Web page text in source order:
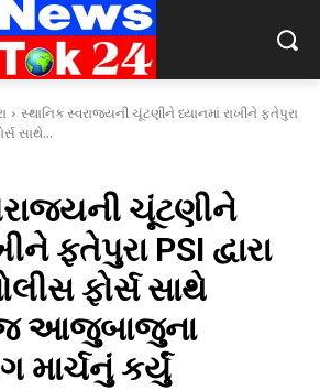
સ્થાનિક સ્વરાજ્યની ચૂંટણીને ધ્યાનમાં રાખીને ફતેપુરા
સાથે...
ચૂંટણીને
ફતેપુરા PSI દ્વારા
ફોર્સ સાથે
આજુબાજુના
માર્ચનું કર્યું